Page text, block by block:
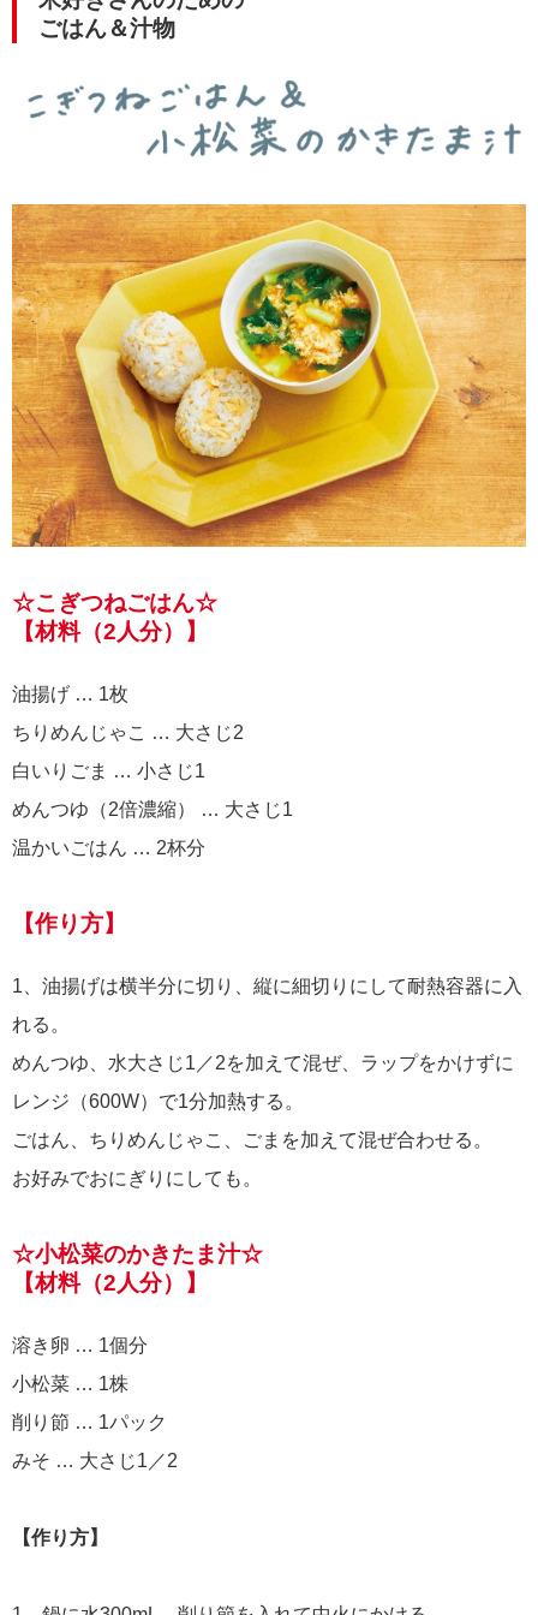
ごはん＆汁物
☆こぎつねごはん☆
【材料（2人分）】
油揚げ … 1枚
ちりめんじゃこ … 大さじ2
白いりごま … 小さじ1
めんつゆ（2倍濃縮） … 大さじ1
温かいごはん … 2杯分
【作り方】
1、油揚げは横半分に切り、縦に細切りにして耐熱容器に入
れる。
めんつゆ、水大さじ1／2を加えて混ぜ、ラップをかけずに
レンジ（600W）で1分加熱する。
ごはん、ちりめんじゃこ、ごまを加えて混ぜ合わせる。
お好みでおにぎりにしても。
☆小松菜のかきたま汁☆
【材料（2人分）】
溶き卵 … 1個分
小松菜 … 1株
削り節 … 1パック
みそ … 大さじ1／2
【作り方】